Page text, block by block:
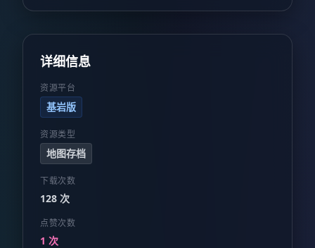
详细信息
资源平台
基岩版
资源类型
地图存档
下载次数
128 次
点赞次数
1 次